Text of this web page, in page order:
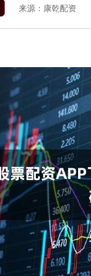
来源：康乾配资